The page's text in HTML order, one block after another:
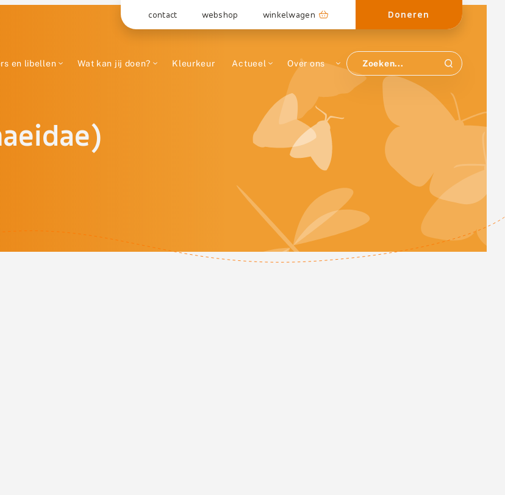
contact webshop winkelwagen Doneren
en libellen Wat kan jij doen? Kleurkeur Actueel Over ons